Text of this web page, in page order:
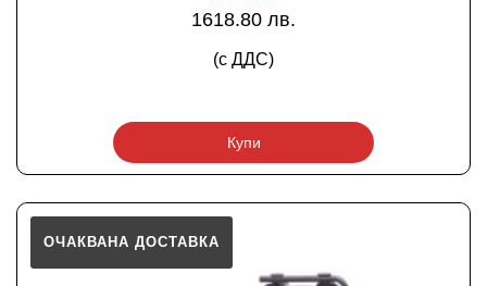
1618.80 лв.
(с ДДС)
Купи
ОЧАКВАНА ДОСТАВКА